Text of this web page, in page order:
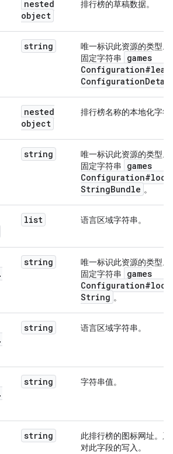
[
"locale":
string
,
{
[
,
{
[
,
string
nested
object
排行榜的草稿数据。
string
唯一标识此资源的类型。
固定字符串
games
Configuration
nested
object
排行榜名称的本地化字符
string
唯一标识此资源的类型。
固定字符串
games
StringBundle 。
list 语言区域字符串。
.
string
唯一标识此资源的类型。
固定字符串
games
String 。
.
string 语言区域字符串。
.
string 字符串值。
string
此排行榜的图标网址。
对此字段的写入。